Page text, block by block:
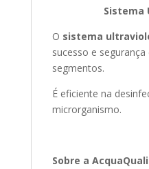
Sistema
O sistema
sucesso e
segmentos.
É eficiente na
microrganismo.
Sobre a